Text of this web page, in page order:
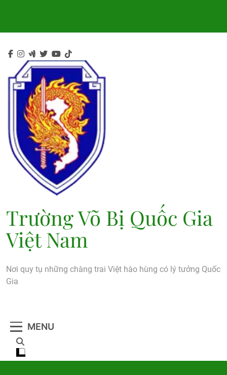
Trường Võ Bị Quốc Gia
Việt Nam
Nơi quy tụ những chàng trai Việt hào hùng có lý tưởng Quốc
Gia
MENU